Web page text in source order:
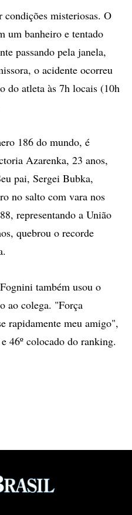
condições misteriosas. O
um banheiro e tentado
passando pela janela,
o acidente ocorreu
do atleta às 7h locais (10h
186 do mundo, é
Azarenka, 23 anos,
pai, Sergei Bubka,
no salto com vara nos
representando a União
quebrou o recorde
também usou o
ao colega. "Força
rapidamente meu amigo",
46º colocado do ranking.